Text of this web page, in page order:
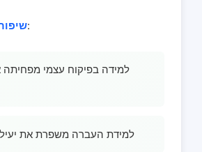
:
למידה בפיקוח עצמי מפחיתה
למידת העברה משפרת את